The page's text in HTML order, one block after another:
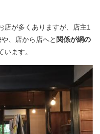
店が多くありますが、店主1
、店から店へと関係が網の
います。